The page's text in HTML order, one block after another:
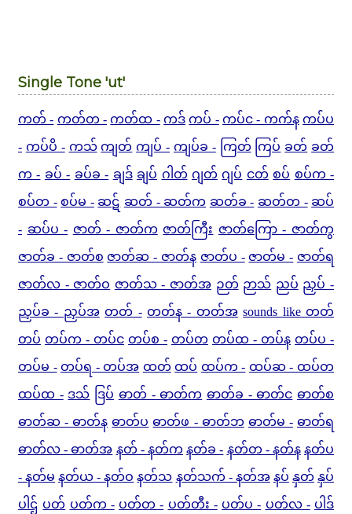
Single Tone 'ut'
ကတ် - ကတ်တ - ကတ်ထ - ကဒ် ကပ် - ကပ်င - ကက်န ကပ်ပ
- ကပ်ပိ - ကသ် ကျတ် ကျပ် - ကျပ်ခ - ကြတ် ကြပ် ခတ် ခတ်
က - ခပ် - ခပ်ခ - ချဒ် ချပ် ဂါတ် ဂျတ် ဂျပ် ငတ် စပ် စပ်က -
စပ်တ - စပ်မ - ဆဋ် ဆတ် - ဆတ်က ဆတ်ခ - ဆတ်တ - ဆပ်
- ဆပ်ပ - ဇာတ် - ဇာတ်က ဇာတ်ကြီး ဇာတ်ကြော - ဇာတ်ကွ
ဇာတ်ခ - ဇာတ်စ ဇာတ်ဆ - ဇာတ်န ဇာတ်ပ - ဇာတ်မ - ဇာတ်ရ
ဇာတ်လ - ဇာတ်ဝ ဇာတ်သ - ဇာတ်အ ဉတ် ဉာသ် ညပ် ညှပ် -
ညှပ်ခ - ညှပ်အ တတ် - တတ်န - တတ်အ sounds like တတ်
တပ် တပ်က - တပ်င တပ်စ - တပ်တ တပ်ထ - တပ်န တပ်ပ -
တပ်မ - တပ်ရ - တပ်အ ထတ် ထပ် ထပ်က - ထပ်ဆ - ထပ်တ
ထပ်ထ - ဒသ် ဒြပ် ဓာတ် - ဓာတ်က ဓာတ်ခ - ဓာတ်င ဓာတ်စ
ဓာတ်ဆ - ဓာတ်န ဓာတ်ပ ဓာတ်ဖ - ဓာတ်ဘ ဓာတ်မ - ဓာတ်ရ
ဓာတ်လ - ဓာတ်အ နတ် - နတ်က နတ်ခ - နတ်တ - နတ်န နတ်ပ
- နတ်မ နတ်ယ - နတ်ဝ နတ်သ နတ်သက် - နတ်အ နပ် နှတ် နှပ်
ပါဌ် ပတ် ပတ်က - ပတ်တ - ပတ်တီး - ပတ်ပ - ပတ်လ - ပါဒ်